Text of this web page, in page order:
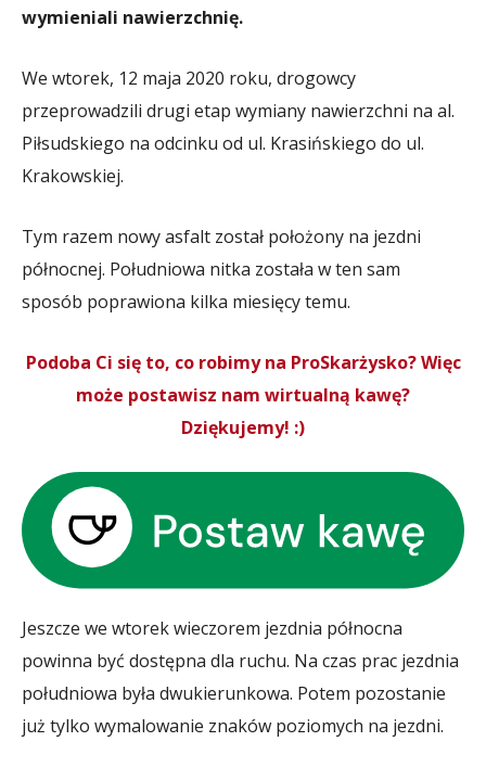
wymieniali nawierzchnię.
We wtorek, 12 maja 2020 roku, drogowcy
przeprowadzili drugi etap wymiany nawierzchni na al.
Piłsudskiego na odcinku od ul. Krasińskiego do ul.
Krakowskiej.
Tym razem nowy asfalt został położony na jezdni
północnej. Południowa nitka została w ten sam
sposób poprawiona kilka miesięcy temu.
Podoba Ci się to, co robimy na ProSkarżysko? Więc
może postawisz nam wirtualną kawę?
Dziękujemy! :)
Jeszcze we wtorek wieczorem jezdnia północna
powinna być dostępna dla ruchu. Na czas prac jezdnia
południowa była dwukierunkowa. Potem pozostanie
już tylko wymalowanie znaków poziomych na jezdni.